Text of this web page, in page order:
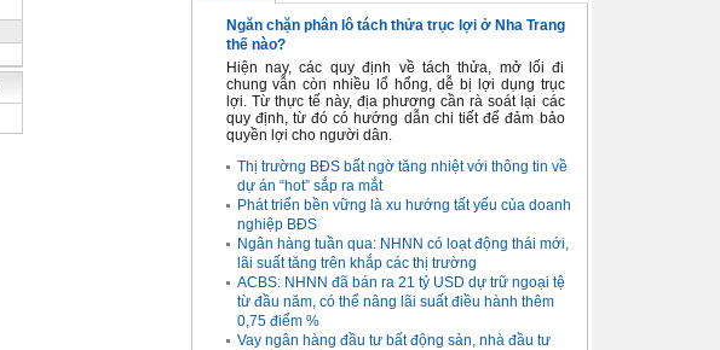
Ngăn chặn phân lô tách thửa trục lợi ở Nha Trang
thế nào?
Hiện nay, các quy định về tách thửa, mở lối đi
chung vẫn còn nhiều lổ hổng, dễ bị lợi dụng trục
lợi. Từ thực tế này, địa phương cần rà soát lại các
quy định, từ đó có hướng dẫn chi tiết để đảm bảo
quyền lợi cho người dân.
Thị trường BĐS bất ngờ tăng nhiệt với thông tin về
dự án “hot” sắp ra mắt
Phát triển bền vững là xu hướng tất yếu của doanh
nghiệp BĐS
Ngân hàng tuần qua: NHNN có loạt động thái mới,
lãi suất tăng trên khắp các thị trường
ACBS: NHNN đã bán ra 21 tỷ USD dự trữ ngoại tệ
từ đầu năm, có thể nâng lãi suất điều hành thêm
0,75 điểm %
Vay ngân hàng đầu tư bất động sản, nhà đầu tư